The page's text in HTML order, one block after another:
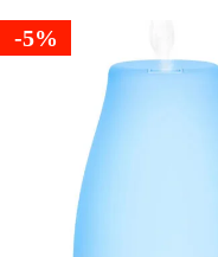
-5%